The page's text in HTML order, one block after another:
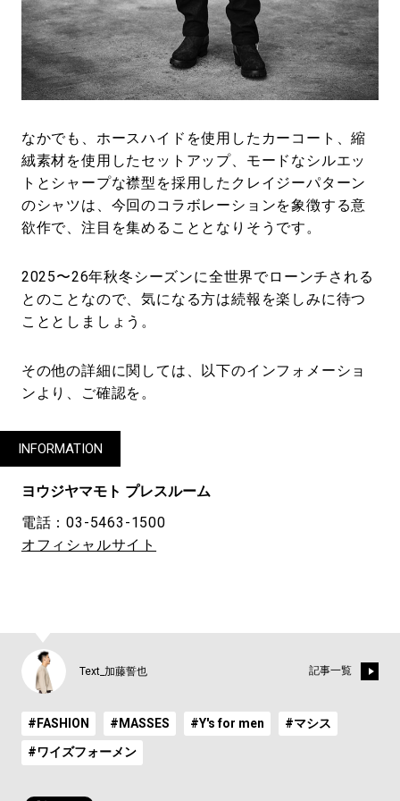
なかでも、ホースハイドを使用したカーコート、縮
絨素材を使用したセットアップ、モードなシルエッ
トとシャープな襟型を採用したクレイジーパターン
のシャツは、今回のコラボレーションを象徴する意
欲作で、注目を集めることとなりそうです。
2025〜26年秋冬シーズンに全世界でローンチされる
とのことなので、気になる方は続報を楽しみに待つ
こととしましょう。
その他の詳細に関しては、以下のインフォメーショ
ンより、ご確認を。
INFORMATION
ヨウジヤマモト プレスルーム
電話：03-5463-1500
オフィシャルサイト
Text_加藤誓也 記事一覧
#FASHION #MASSES #Y's for men #マシス
#ワイズフォーメン